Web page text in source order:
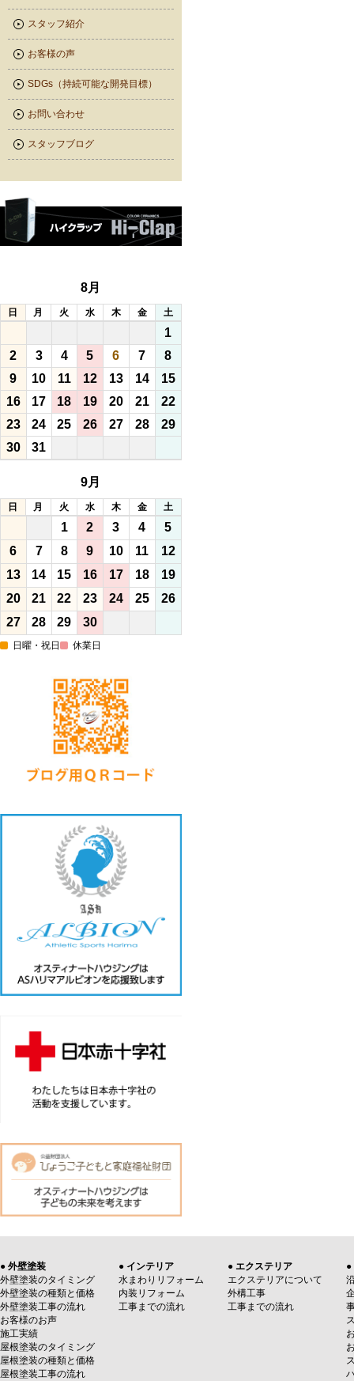
スタッフ紹介
お客様の声
SDGs（持続可能な開発目標）
お問い合わせ
スタッフブログ
8月
日 月 火 水 木 金 土
1
2
3 4 5 6 7
8
9
10 11 12 13 14
15
16
17 18 19 20 21
22
23
24 25 26 27 28
29
30
31
9月
日 月 火 水 木 金 土
1 2 3 4
5
6
7 8 9 10 11
12
13
14 15 16 17 18
19
20
21 22 23 24 25
26
27
28 29 30
日曜・祝日 休業日
● 外壁塗装
外壁塗装のタイミング
外壁塗装の種類と価格
外壁塗装工事の流れ
お客様のお声
施工実績
屋根塗装のタイミング
屋根塗装の種類と価格
屋根塗装工事の流れ
● インテリア
水まわりリフォーム
内装リフォーム
工事までの流れ
● エクステリア
エクステリアについて
外構工事
工事までの流れ
●